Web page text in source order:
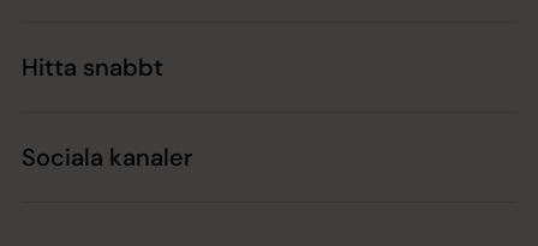
Hitta snabbt
Sociala kanaler